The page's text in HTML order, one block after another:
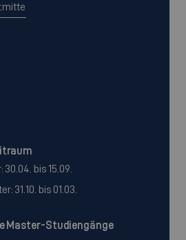
bis 15.09.
31.10. bis 01.03.
Master-Studiengänge